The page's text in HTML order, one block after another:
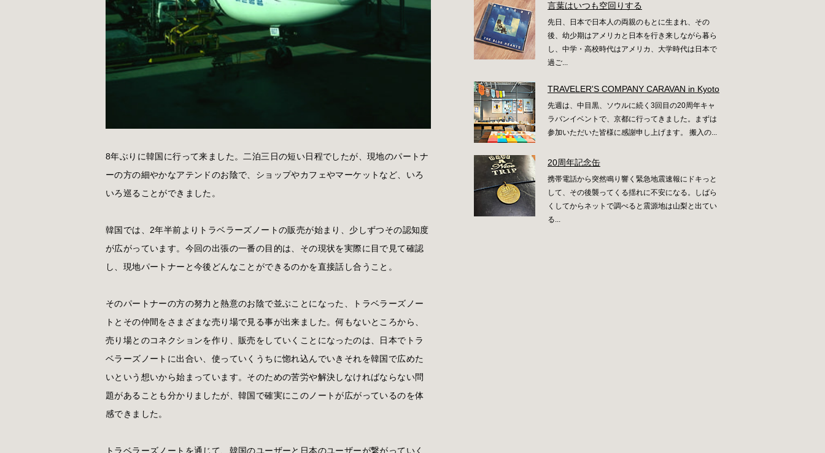
8年ぶりに韓国に行って来ました。二泊三日の短い日程でしたが、現地のパートナ
ーの方の細やかなアテンドのお陰で、ショップやカフェやマーケットなど、いろ
いろ巡ることができました。
韓国では、2年半前よりトラベラーズノートの販売が始まり、少しずつその認知度
が広がっています。今回の出張の一番の目的は、その現状を実際に目で見て確認
し、現地パートナーと今後どんなことができるのかを直接話し合うこと。
そのパートナーの方の努力と熱意のお陰で並ぶことになった、トラベラーズノー
トとその仲間をさまざまな売り場で見る事が出来ました。何もないところから、
売り場とのコネクションを作り、販売をしていくことになったのは、日本でトラ
ベラーズノートに出合い、使っていくうちに惚れ込んでいきそれを韓国で広めた
いという想いから始まっています。そのための苦労や解決しなければならない問
題があることも分かりましたが、韓国で確実にこのノートが広がっているのを体
感できました。
トラベラーズノートを通じて、韓国のユーザーと日本のユーザーが繋がっていく
言葉はいつも空回りする
先日、日本で日本人の両親のもとに生まれ、その
後、幼少期はアメリカと日本を行き来しながら暮ら
し、中学・高校時代はアメリカ、大学時代は日本で
過ご...
TRAVELER'S COMPANY CARAVAN in Kyoto
先週は、中目黒、ソウルに続く3回目の20周年キャ
ラバンイベントで、京都に行ってきました。まずは
参加いただいた皆様に感謝申し上げます。 搬入の...
20周年記念缶
携帯電話から突然鳴り響く緊急地震速報にドキっと
して、その後襲ってくる揺れに不安になる。しばら
くしてからネットで調べると震源地は山梨と出てい
る...